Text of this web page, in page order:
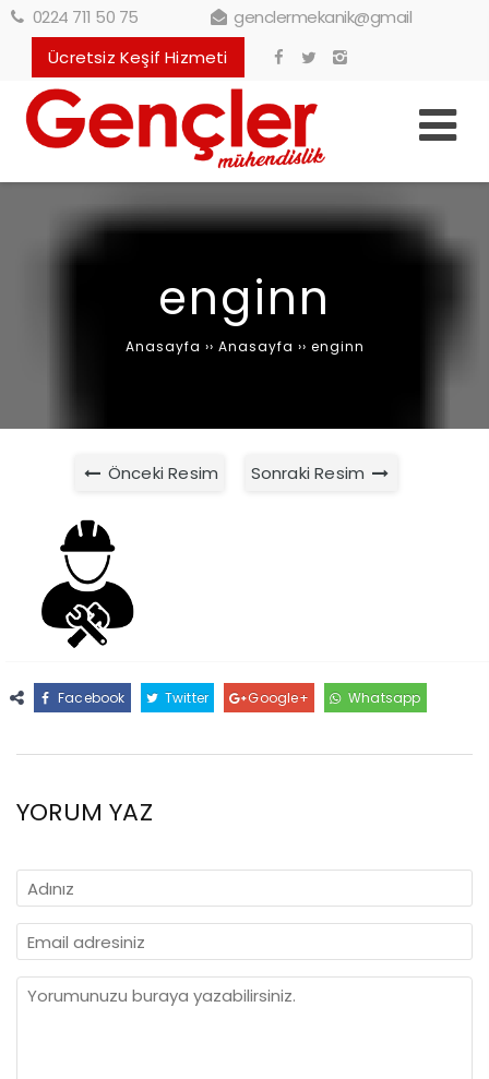
0224 711 50 75
genclermekanik@gmail
Ücretsiz Keşif Hizmeti
enginn
Anasayfa ›› Anasayfa ›› enginn
Önceki Resim Sonraki Resim
Facebook Twitter Google+ Whatsapp
YORUM YAZ